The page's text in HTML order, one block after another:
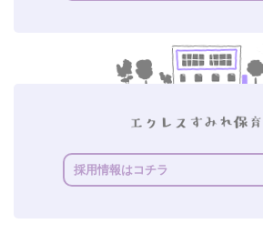
採用情報はコチラ